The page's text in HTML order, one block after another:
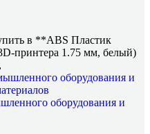
в **ABS Пластик
принтера 1.75 мм, белый)